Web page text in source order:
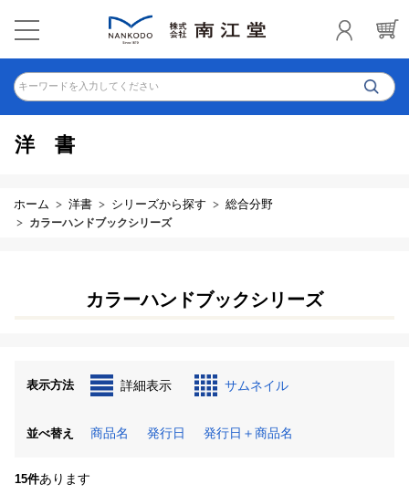
キーワードを入力してください
洋書
ホーム 洋書 シリーズから探す 総合分野
カラーハンドブックシリーズ
カラーハンドブックシリーズ
表示方法 詳細表示 サムネイル
並べ替え 商品名 発行日 発行日＋商品名
15件あります